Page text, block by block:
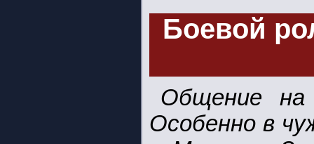
Боевой
Общение на
Особенно в